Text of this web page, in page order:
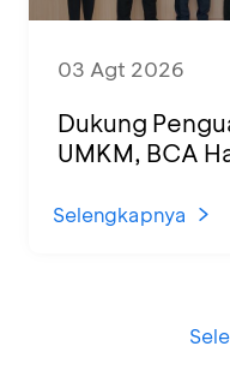
03 Agt 2026
Dukung
UMKM, BCA
di KCU Tanjung
Selengkapnya